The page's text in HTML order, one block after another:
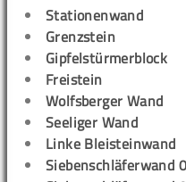
Stationenwand
Grenzstein
Gipfelstürmerblock
Freistein
Wolfsberger Wand
Seeliger Wand
Linke Bleisteinwand
Siebenschläferwand